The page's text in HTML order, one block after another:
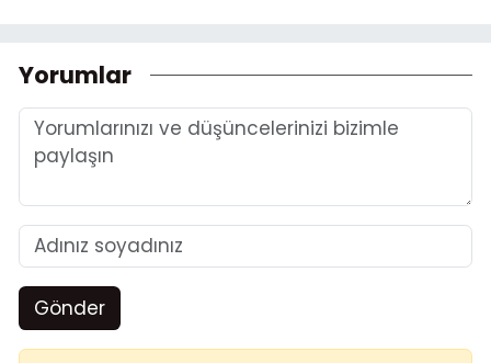
Yorumlar
Gönder